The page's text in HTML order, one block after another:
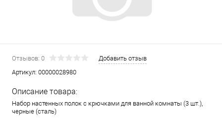
Отзывов: 0
Добавить отзыв
Артикул: 00000028980
Описание товара:
Набор настенных полок с крючками для ванной комнаты (3 шт.),
черные (сталь)